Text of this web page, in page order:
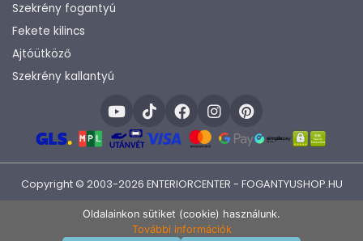
Szekrény fogantyú
Fekete kilincs
Ajtóütköző
Szekrény kallantyú
Copyright © 2003-2026 ENTERIORCENTER - FOGANTYUSHOP.HU
Oldalainkon sütiket (cookie) használunk.
További információk